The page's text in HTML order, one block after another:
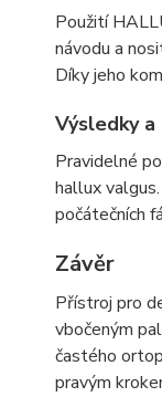
Použití
návodu a
Díky jeho
Výsledky a
Pravidelné
hallux
počátečních
Závěr
Přístroj pro
vbočeným
častého
pravým